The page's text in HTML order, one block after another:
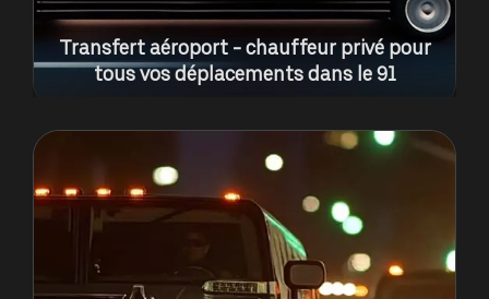
Transfert aéroport - chauffeur privé pour
tous vos déplacements dans le 91